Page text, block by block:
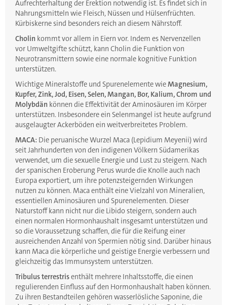
Aufrechterhaltung der Erektion notwendig ist. Es findet sich in
Nahrungsmitteln wie Fleisch, Nüssen und Hülsenfrüchten.
Kürbiskerne sind besonders reich an diesem Nährstoff.
Cholin kommt vor allem in Eiern vor. Indem es Nervenzellen
vor Umweltgifte schützt, kann Cholin die Funktion von
Neurotransmittern sowie eine normale kognitive Funktion
unterstützen.
Wichtige Mineralstoffe und Spurenelemente wieMagnesium,
Kupfer, Zink, Jod, Eisen, Selen, Mangan, Bor, Kalium, Chrom und
Molybdän können die Effektivität der Aminosäuren im Körper
unterstützen. Insbesondere ein Selenmangel ist heute aufgrund
ausgelaugter Ackerböden ein weitverbreitetes Problem.
MACA: Die peruanische Wurzel Maca (Lepidium Meyenii) wird
seit Jahrhunderten von den indigenen Völkern Südamerikas
verwendet, um die sexuelle Energie und Lust zu steigern. Nach
der spanischen Eroberung Perus wurde die Knolle auch nach
Europa exportiert, um ihre potenzsteigernden Wirkungen
nutzen zu können. Maca enthält eine Vielzahl von Mineralien,
essentiellen Aminosäuren und Spurenelementen. Dieser
Naturstoff kann nicht nur die Libido steigern, sondern auch
einen normalen Hormonhaushalt insgesamt unterstützen und
so die Voraussetzung schaffen, die für die Reifung einer
ausreichenden Anzahl von Spermien nötig sind. Darüber hinaus
kann Maca die körperliche und geistige Energie verbessern und
gleichzeitig das Immunsystem unterstützen.
Tribulus terrestrisenthält mehrere Inhaltsstoffe, die einen
regulierenden Einfluss auf den Hormonhaushalt haben können.
Zu ihren Bestandteilen gehören wasserlösliche Saponine, die